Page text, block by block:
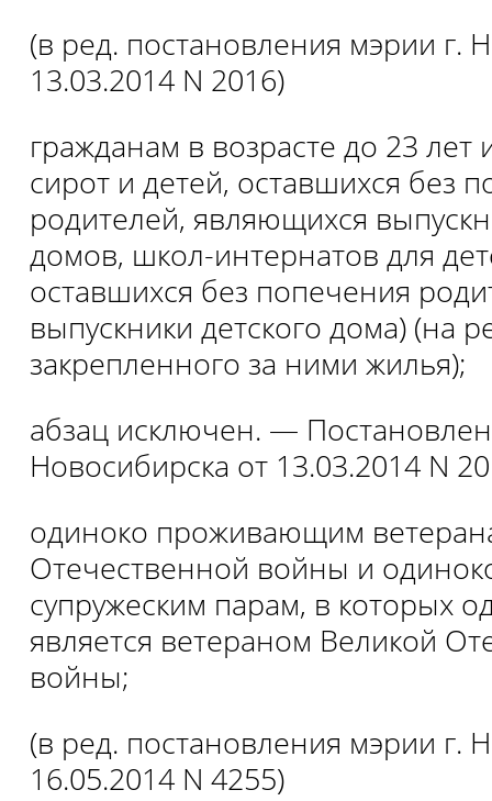
(в ред. постановления мэрии г.
13.03.2014 N 2016)
гражданам в возрасте до 23 лет
сирот и детей, оставшихся без
родителей, являющихся
домов, школ-интернатов для
оставшихся без попечения
выпускники детского дома) (на
закрепленного за ними жилья);
абзац исключен. —
Новосибирска от 13.03.2014 N
одиноко проживающим
Отечественной войны и
супружеским парам, в которых
является ветераном Великой
войны;
(в ред. постановления мэрии г.
16.05.2014 N 4255)